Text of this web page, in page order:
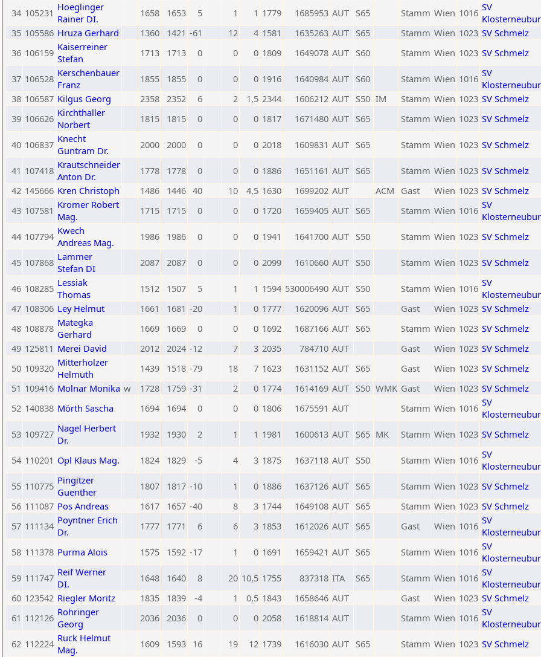
34 105231 Hoeglinger
Rainer DI.
1658 1653 5 1 1 1779 1685953 AUT S65 Stamm Wien 1016 SV
35 105586 Hruza Gerhard 1360 1421 -61 12 4 1581 1635263 AUT S65 Stamm Wien 1023 SV Schmelz
36 106159 Kaiserreiner
Stefan
1713 1713 0 0 0 1809 1649078 AUT S60 Stamm Wien 1023 SV Schmelz
37 106528 Kerschenbauer
Franz
1855 1855 0 0 0 1916 1640984 AUT S60 Stamm Wien 1016 SV
38 106587 Kilgus Georg 2358 2352 6 2 1,5 2344 1606212 AUT S50 IM Stamm Wien 1023 SV Schmelz
39 106626 Kirchthaller
Norbert
1815 1815 0 0 0 1817 1671480 AUT S65 Stamm Wien 1023 SV Schmelz
40 106837 Knecht
Guntram Dr.
2000 2000 0 0 0 2018 1609831 AUT S65 Stamm Wien 1023 SV Schmelz
41 107418 Krautschneider
Anton Dr.
1778 1778 0 0 0 1886 1651161 AUT S65 Stamm Wien 1023 SV Schmelz
42 145666 Kren Christoph 1486 1446 40 10 4,5 1630 1699202 AUT ACM Gast Wien 1023 SV Schmelz
43 107581 Kromer Robert
Mag.
1715 1715 0 0 0 1720 1659405 AUT S65 Stamm Wien 1016 SV
44 107794 Kwech
Andreas Mag.
1986 1986 0 0 0 1941 1641700 AUT S50 Stamm Wien 1023 SV Schmelz
45 107868 Lammer
Stefan DI
2087 2087 0 0 0 2099 1610660 AUT S50 Stamm Wien 1023 SV Schmelz
46 108285 Lessiak
Thomas
1512 1507 5 1 1 1594 530006490 AUT S50 Stamm Wien 1016 SV
47 108306 Ley Helmut 1661 1681 -20 1 0 1777 1620096 AUT S65 Gast Wien 1023 SV Schmelz
48 108878 Mategka
Gerhard
1669 1669 0 0 0 1692 1687166 AUT S65 Stamm Wien 1023 SV Schmelz
49 125811 Merei David 2012 2024 -12 7 3 2035 784710 AUT Gast Wien 1023 SV Schmelz
50 109320 Mitterholzer
Helmuth
1439 1518 -79 18 7 1623 1631152 AUT S65 Gast Wien 1023 SV Schmelz
51 109416 Molnar Monika w 1728 1759 -31 2 0 1774 1614169 AUT S50 WMK Gast Wien 1023 SV Schmelz
52 140838 Mörth Sascha 1694 1694 0 0 0 1806 1675591 AUT Stamm Wien 1016 SV
53 109727 Nagel Herbert
Dr.
1932 1930 2 1 1 1981 1600613 AUT S65 MK Stamm Wien 1023 SV Schmelz
54 110201 Opl Klaus Mag. 1824 1829 -5 4 3 1875 1637118 AUT S50 Stamm Wien 1016 SV
55 110775 Pingitzer
Guenther
1807 1817 -10 1 0 1886 1637126 AUT S65 Stamm Wien 1023 SV Schmelz
56 111087 Pos Andreas 1617 1657 -40 8 3 1744 1649108 AUT S65 Stamm Wien 1023 SV Schmelz
57 111134 Poyntner Erich
Dr.
1777 1771 6 6 3 1853 1612026 AUT S65 Gast Wien 1016 SV
58 111378 Purma Alois 1575 1592 -17 1 0 1691 1659421 AUT S65 Stamm Wien 1016 SV
59 111747 Reif Werner
DI.
1648 1640 8 20 10,5 1755 837318 ITA S65 Stamm Wien 1016 SV
60 123542 Riegler Moritz 1835 1839 -4 1 0,5 1843 1658646 AUT Gast Wien 1023 SV Schmelz
61 112126 Rohringer
Georg
2036 2036 0 0 0 2058 1618814 AUT Stamm Wien 1016 SV
62 112224 Ruck Helmut
Mag.
1609 1593 16 19 12 1739 1616030 AUT S65 Stamm Wien 1023 SV Schmelz